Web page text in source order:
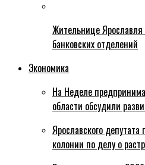
Жительнице
банковских отделений
Экономика
На Неделе
области обсудили
Ярославского
колонии по делу о